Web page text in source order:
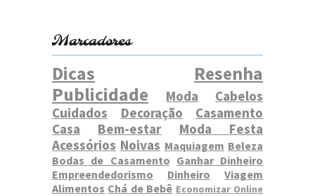
Marcadores
Dicas
Resenha
Publicidade
Moda
Cabelos
Cuidados
Decoração
Casamento
Casa
Bem-estar
Moda Festa
Acessórios Noivas Maquiagem Beleza
Bodas de Casamento Ganhar Dinheiro
Empreendedorismo
Dinheiro
Viagem
Alimentos Chá de Bebê Economizar Online